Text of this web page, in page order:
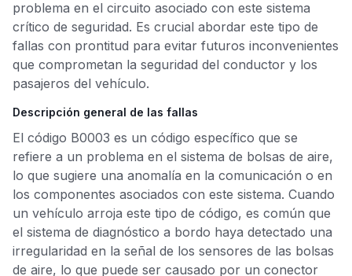
problema en el circuito asociado con este sistema
crítico de seguridad. Es crucial abordar este tipo de
fallas con prontitud para evitar futuros inconvenientes
que comprometan la seguridad del conductor y los
pasajeros del vehículo.
Descripción general de las fallas
El código B0003 es un código específico que se
refiere a un problema en el sistema de bolsas de aire,
lo que sugiere una anomalía en la comunicación o en
los componentes asociados con este sistema. Cuando
un vehículo arroja este tipo de código, es común que
el sistema de diagnóstico a bordo haya detectado una
irregularidad en la señal de los sensores de las bolsas
de aire, lo que puede ser causado por un conector